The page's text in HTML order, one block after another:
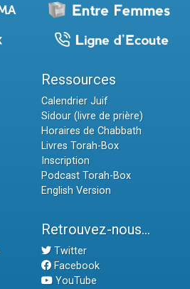
Ressources
Calendrier Juif
Sidour (livre de prière)
Horaires de Chabbath
Livres Torah-Box
Inscription
Podcast Torah-Box
English Version
Retrouvez-nous...
Twitter
Facebook
YouTube